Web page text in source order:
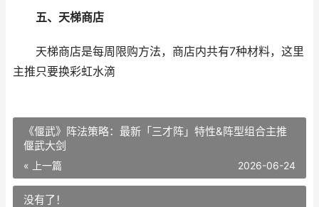
五、天梯商店
天梯商店是每周限购方法，商店内共有7种材料，这里
主推只要换彩虹水滴
《偃武》阵法策略：最新「三才阵」特性&阵型组合主推
偃武大剑
« 上一篇 2026-06-24
没有了！